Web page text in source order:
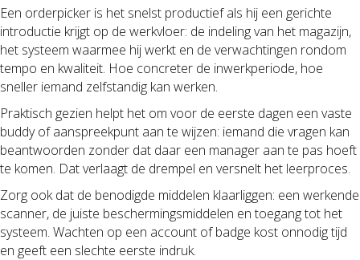
Een orderpicker is het snelst productief als hij een gerichte
introductie krijgt op de werkvloer: de indeling van het magazijn,
het systeem waarmee hij werkt en de verwachtingen rondom
tempo en kwaliteit. Hoe concreter de inwerkperiode, hoe
sneller iemand zelfstandig kan werken.
Praktisch gezien helpt het om voor de eerste dagen een vaste
buddy of aanspreekpunt aan te wijzen: iemand die vragen kan
beantwoorden zonder dat daar een manager aan te pas hoeft
te komen. Dat verlaagt de drempel en versnelt het leerproces.
Zorg ook dat de benodigde middelen klaarliggen: een werkende
scanner, de juiste beschermingsmiddelen en toegang tot het
systeem. Wachten op een account of badge kost onnodig tijd
en geeft een slechte eerste indruk.